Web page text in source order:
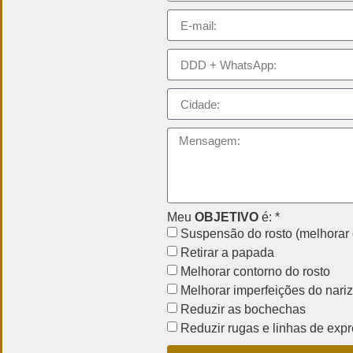
Meu OBJETIVO é: *
Suspensão do rosto (melhorar
Retirar a papada
Melhorar contorno do rosto
Melhorar imperfeições do nariz
Reduzir as bochechas
Reduzir rugas e linhas de